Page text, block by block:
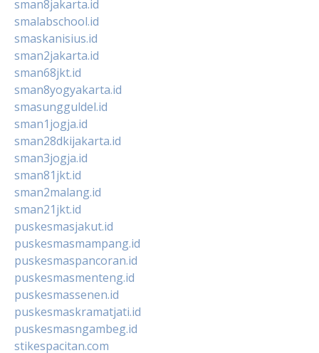
sman8jakarta.id
smalabschool.id
smaskanisius.id
sman2jakarta.id
sman68jkt.id
sman8yogyakarta.id
smasungguldel.id
sman1jogja.id
sman28dkijakarta.id
sman3jogja.id
sman81jkt.id
sman2malang.id
sman21jkt.id
puskesmasjakut.id
puskesmasmampang.id
puskesmaspancoran.id
puskesmasmenteng.id
puskesmassenen.id
puskesmaskramatjati.id
puskesmasngambeg.id
stikespacitan.com